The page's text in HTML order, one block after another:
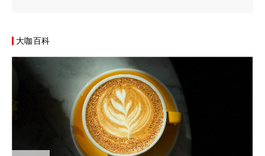
大咖百科